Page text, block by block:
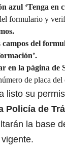
azul ‘Tenga en
formulario y
campos del
en la página de
de placa del
listo su
Policía de
la base